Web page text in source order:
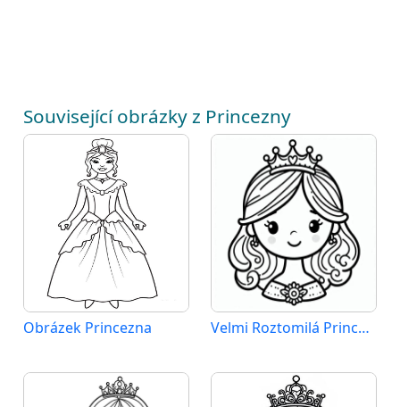
Související obrázky z Princezny
Obrázek Princezna Velmi Roztomilá Princezna